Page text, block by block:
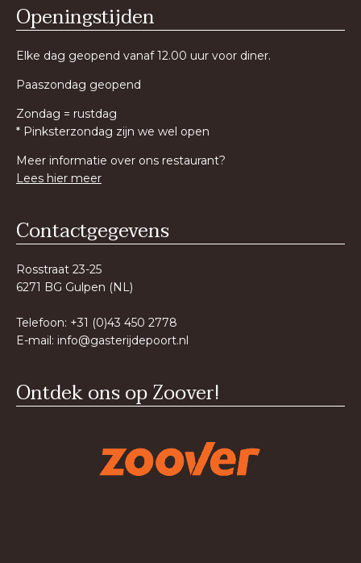
Openingstijden
Elke dag geopend vanaf 12.00 uur voor diner.
Paaszondag geopend
Zondag = rustdag
* Pinksterzondag zijn we wel open
Meer informatie over ons restaurant?
Lees hier meer
Contactgegevens
Rosstraat 23-25
6271 BG Gulpen (NL)
Telefoon: +31 (0)43 450 2778
E-mail: info@gasterijdepoort.nl
Ontdek ons op Zoover!